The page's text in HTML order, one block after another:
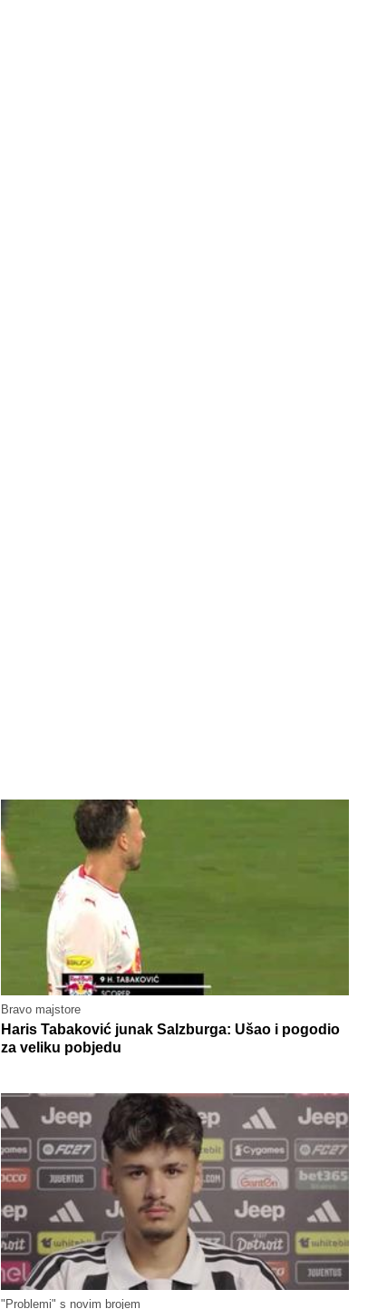
Bravo majstore
Haris Tabaković junak Salzburga: Ušao i pogodio
za veliku pobjedu
"Problemi" s novim brojem